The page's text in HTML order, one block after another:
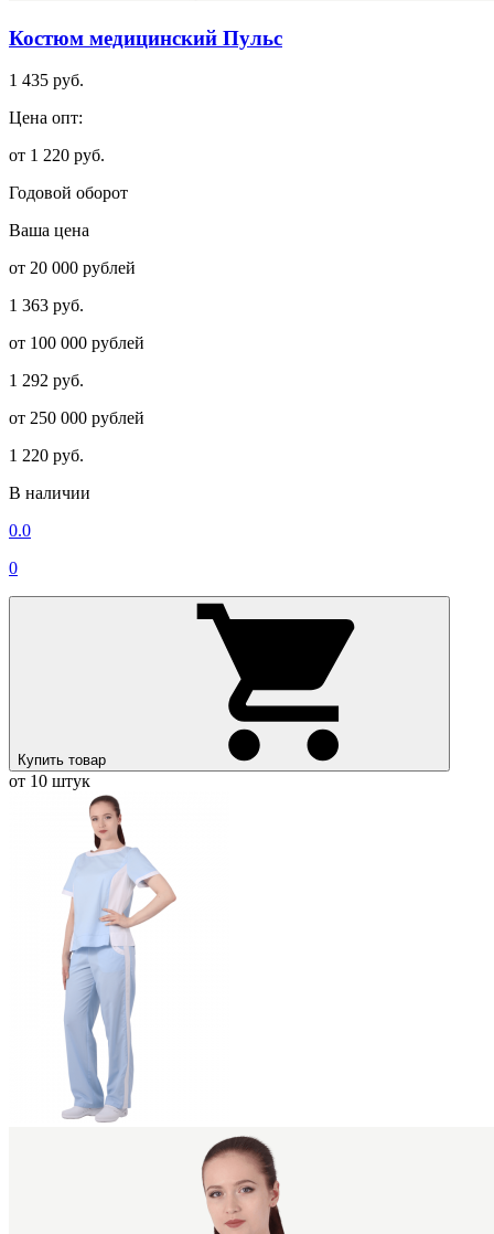
Костюм медицинский Пульс
1 435 руб.
Цена опт:
от 1 220 руб.
Годовой оборот
Ваша цена
от 20 000 рублей
1 363 руб.
от 100 000 рублей
1 292 руб.
от 250 000 рублей
1 220 руб.
В наличии
0.0
0
Купить товар
от 10 штук